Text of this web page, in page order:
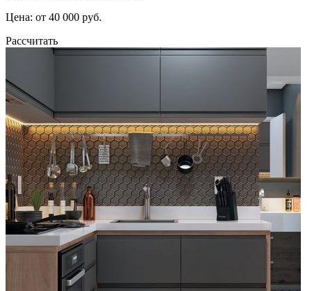
Цена: от 40 000 руб.
Рассчитать